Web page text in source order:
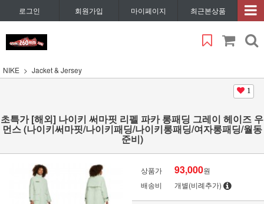
로그인 회원가입 마이페이지 최근본상품
NIKE Jacket & Jersey
1
초특가 [해외] 나이키 써마핏 리펠 파카 롱패딩 그레이 헤이즈 우
먼스 (나이키써마핏/나이키패딩/나이키롱패딩/여자롱패딩/월동
준비)
상품가 93,000원
배송비
개별(비례추가)